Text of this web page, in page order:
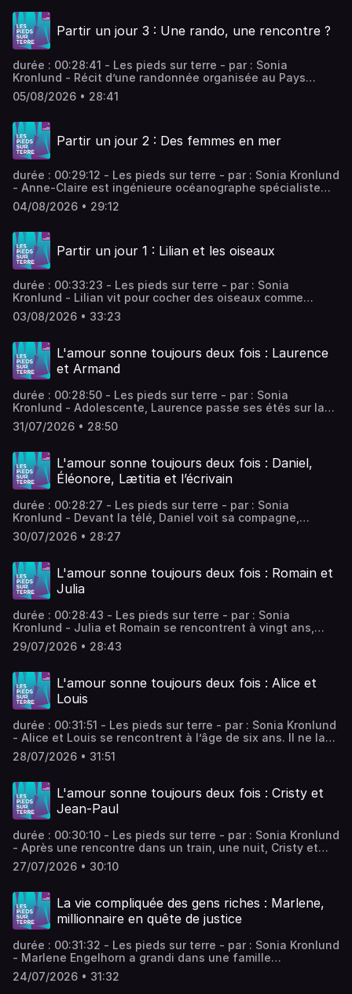
Vous aimez ce podcast ? Pour écouter tous les épisodes
sans limite, rendez-vous sur Radio France
Partir un jour 3 : Une rando, une rencontre ?
durée : 00:28:41 - Les pieds sur terre - par : Sonia
Kronlund - Récit d’une randonnée organisée au Pays
basque pour une petite dizaine de célibataires. Y
trouveront-ils leur âme sœur ? - équipe : Valentin Rémy,
les épisodes sans limite, rendez-vous sur Radio France
05/08/2026 • 28:41
Partir un jour 2 : Des femmes en mer
durée : 00:29:12 - Les pieds sur terre - par : Sonia Kronlund
- Anne-Claire est ingénieure océanographe spécialiste
des milieux polaires. Nuka, un pêcheur inuit l’invite à aller
pêcher le phoque avec lui. Thérèse est la première femme
que pilote de surfer. - équipe : Valentin Rémy, Adèle
Tocquet Vous aimez ce podcast ? Pour écouter tous les
épisodes sans limite, rendez-vous sur Radio France
04/08/2026 • 29:12
Partir un jour 1 : Lilian et les oiseaux
durée : 00:33:23 - Les pieds sur terre - par : Sonia
Kronlund - Lilian vit pour cocher des oiseaux comme
d’autres collectionnent des timbres. Jumelles greffées
aux yeux et carnet de coche vissé à la main, il peut
mystérieux aperçu quelques secondes dans un buisson. -
équipe : Valentin Rémy, Adèle Tocquet Vous aimez ce
podcast ? Pour écouter tous les épisodes sans limite,
03/08/2026 • 33:23
L'amour sonne toujours deux fois : Laurence
et Armand
durée : 00:28:50 - Les pieds sur terre - par : Sonia
Kronlund - Adolescente, Laurence passe ses étés sur la
presqu'île de Quiberon. Elle regarde rêveusement Armand,
pêcheur de vingt ans de plus qu'elle. Tous les jours, la
tard, alors qu'elle est de retour sur la presqu'île, elle
tombe sur Armand. - équipe : Valentin Rémy, Adèle
Tocquet Vous aimez ce podcast ? Pour écouter tous les
31/07/2026 • 28:50
L'amour sonne toujours deux fois : Daniel,
Éléonore, Lætitia et l’écrivain
durée : 00:28:27 - Les pieds sur terre - par : Sonia
Kronlund - Devant la télé, Daniel voit sa compagne,
présentatrice d’une émission, tomber amoureuse en direct
de l’écrivain célèbre qu’elle interviewe. Elle le quitte
celui-ci, planqué dans l’ombre avec l’intention de le tuer. -
équipe : Valentin Rémy, Adèle Tocquet Vous aimez ce
podcast ? Pour écouter tous les épisodes sans limite,
30/07/2026 • 28:27
L'amour sonne toujours deux fois : Romain et
Julia
durée : 00:28:43 - Les pieds sur terre - par : Sonia
Kronlund - Julia et Romain se rencontrent à vingt ans,
dans une soirée. Il se cogne la tête, s'évanouit, elle
l'embrasse pour le réveiller. Entre eux, la passion est
plus tard, il la retrouve : la passion est toujours là, mais
sans les déchirements. - équipe : Valentin Rémy, Adèle
Tocquet Vous aimez ce podcast ? Pour écouter tous les
29/07/2026 • 28:43
L'amour sonne toujours deux fois : Alice et
Louis
durée : 00:31:51 - Les pieds sur terre - par : Sonia Kronlund
- Alice et Louis se rencontrent à l’âge de six ans. Il ne la
remarque pas, mais pendant toute leur scolarité, elle est
amoureuse de lui. Vingt ans plus tard, ils se recontactent,
liaison passionnée. Deuxième épisode de la série de
Monica Sabolo. - équipe : Valentin Rémy, Adèle Tocquet
Vous aimez ce podcast ? Pour écouter tous les épisodes
28/07/2026 • 31:51
L'amour sonne toujours deux fois : Cristy et
Jean-Paul
durée : 00:30:10 - Les pieds sur terre - par : Sonia Kronlund
- Après une rencontre dans un train, une nuit, Cristy et
Jean-Paul se voient tous les jours pendant trois mois.
Rien ne se passe : il est amoureux d’elle, elle est fiancée
Premier épisode d'une série produite par Monica Sabolo. -
équipe : Valentin Rémy, Adèle Tocquet Vous aimez ce
podcast ? Pour écouter tous les épisodes sans limite,
27/07/2026 • 30:10
La vie compliquée des gens riches : Marlene,
millionnaire en quête de justice
durée : 00:31:32 - Les pieds sur terre - par : Sonia Kronlund
- Marlene Engelhorn a grandi dans une famille
multimillionnaire à Vienne, en Autriche. Elle apprend à
dissimuler le patrimoine que possède sa famille. Quand
24/07/2026 • 31:32